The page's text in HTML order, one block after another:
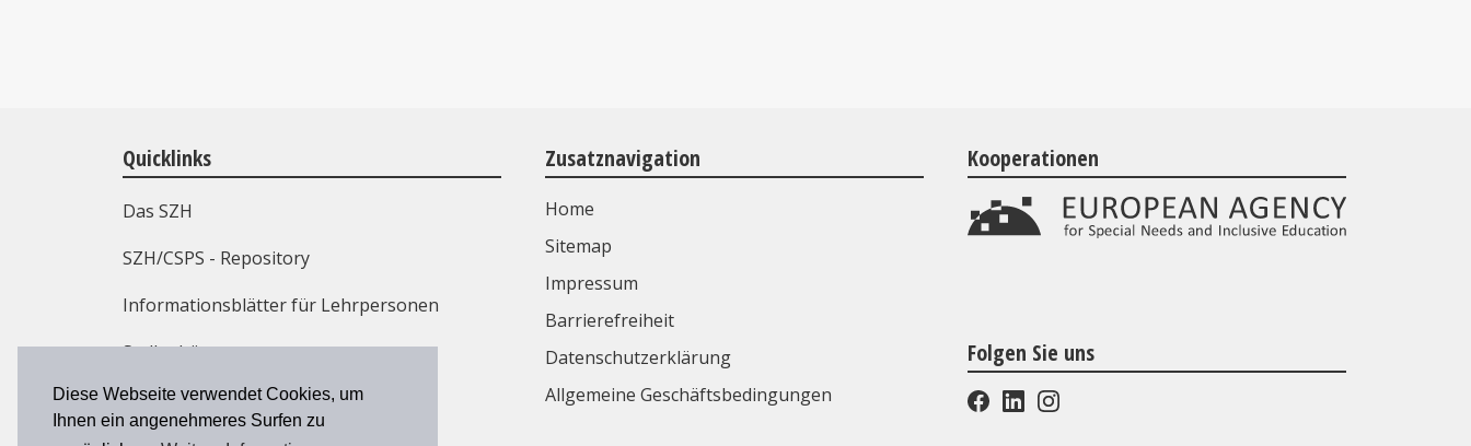
Diese Webseite verwendet Cookies, um
Ihnen ein angenehmeres Surfen zu
Quicklinks
Das SZH
SZH/CSPS - Repository
Informationsblätter für Lehrpersonen
Stellenbörse
Weiterbildung
Zusatznavigation
Home
Sitemap
Impressum
Barrierefreiheit
Datenschutzerklärung
Allgemeine Geschäftsbedingungen
Kooperationen
Folgen Sie uns